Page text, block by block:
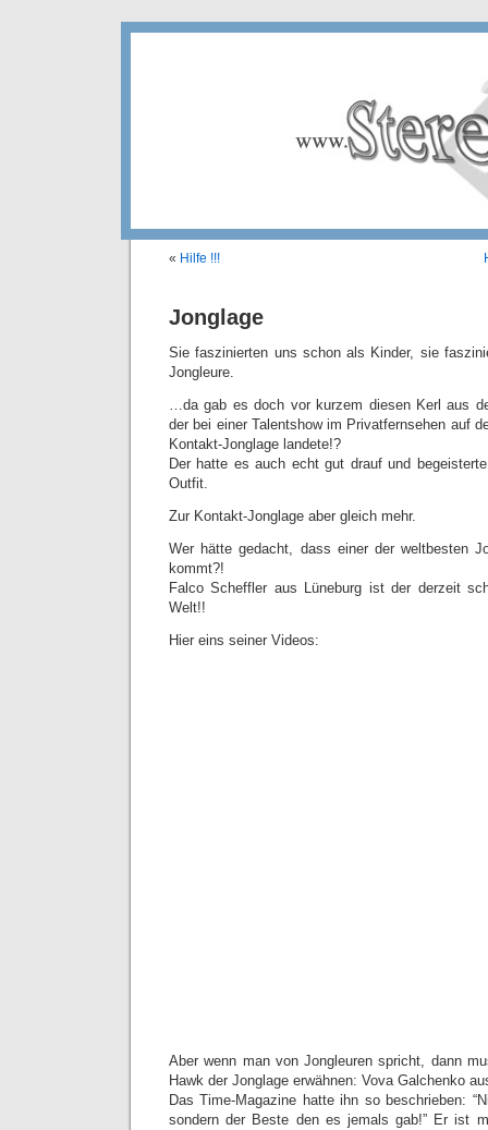
« Hilfe !!!
Jonglage
Sie faszinierten uns schon als Kinder, sie
Jongleure.
…da gab es doch vor kurzem diesen Kerl aus
der bei einer Talentshow im Privatfernsehen auf
Kontakt-Jonglage landete!?
Der hatte es auch echt gut drauf und
Outfit.
Zur Kontakt-Jonglage aber gleich mehr.
Wer hätte gedacht, dass einer der weltbesten
kommt?!
Falco Scheffler aus Lüneburg ist der derzeit
Welt!!
Hier eins seiner Videos:
Aber wenn man von Jongleuren spricht, dann
Hawk der Jonglage erwähnen: Vova Galchenko
Das Time-Magazine hatte ihn so beschrieben:
sondern der Beste den es jemals gab!” Er ist